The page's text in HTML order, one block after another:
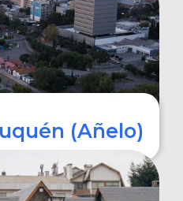
(Añelo)